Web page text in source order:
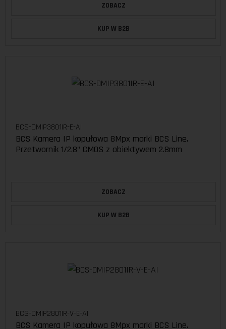
ZOBACZ
KUP W B2B
BCS-DMIP3801IR-E-AI
BCS Kamera IP kopułowa 8Mpx marki BCS Line.
Przetwornik 1/2.8" CMOS z obiektywem 2.8mm
ZOBACZ
KUP W B2B
BCS-DMIP2801IR-V-E-AI
BCS Kamera IP kopułowa 8Mpx marki BCS Line.